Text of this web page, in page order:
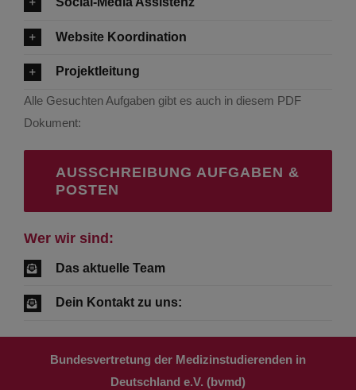
Website Koordination
Projektleitung
Alle Gesuchten Aufgaben gibt es auch in diesem PDF
Dokument:
AUSSCHREIBUNG AUFGABEN &
POSTEN
Wer wir sind:
Das aktuelle Team
Dein Kontakt zu uns:
Bundesvertretung der Medizinstudierenden in
Deutschland e.V. (bvmd)